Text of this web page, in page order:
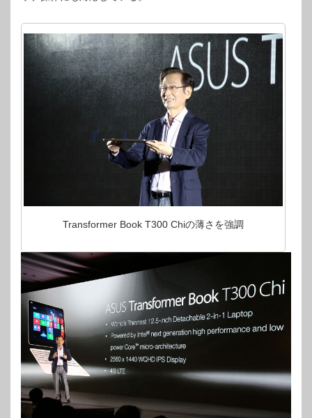
Transformer Book T300 Chiの薄さを強調